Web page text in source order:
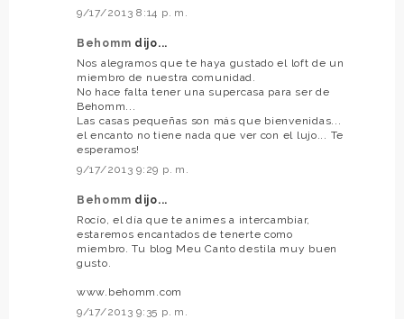
9/17/2013 8:14 p. m.
Behomm dijo...
Nos alegramos que te haya gustado el loft de un
miembro de nuestra comunidad.
No hace falta tener una supercasa para ser de
Behomm...
Las casas pequeñas son más que bienvenidas...
el encanto no tiene nada que ver con el lujo... Te
esperamos!
9/17/2013 9:29 p. m.
Behomm dijo...
Rocío, el día que te animes a intercambiar,
estaremos encantados de tenerte como
miembro. Tu blog Meu Canto destila muy buen
gusto.
www.behomm.com
9/17/2013 9:35 p. m.